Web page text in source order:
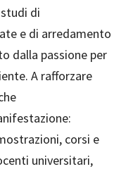
di
e di arredamento
dalla passione per
A rafforzare
corsi e
universitari,